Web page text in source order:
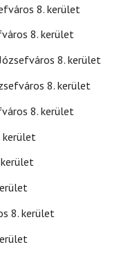
8. kerület
8. kerület
8. kerület
8. kerület
8. kerület
kerület
8. kerület